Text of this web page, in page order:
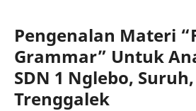
Pengenalan Materi
Grammar” Untuk
SDN 1 Nglebo,
Trenggalek